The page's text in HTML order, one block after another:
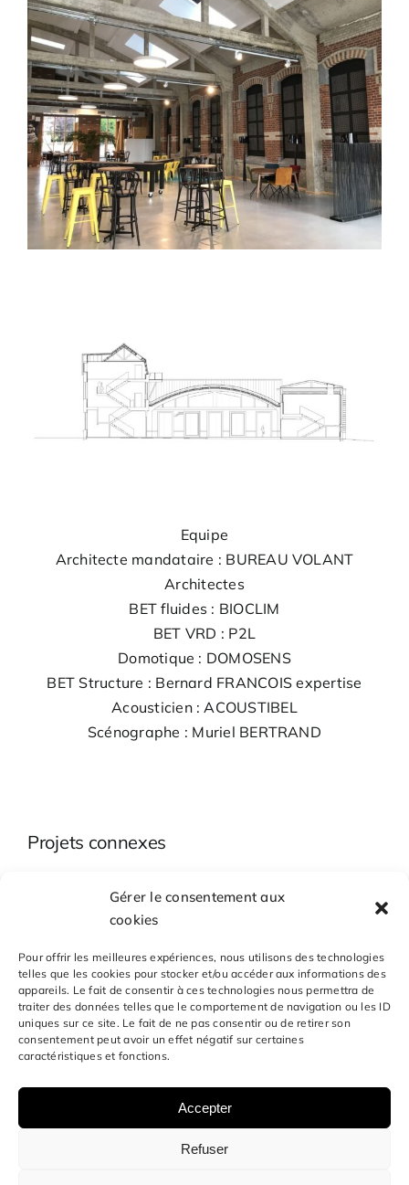
Gérer le consentement aux
cookies
Pour offrir les meilleures expériences, nous utilisons des technologies
telles que les cookies pour stocker et/ou accéder aux informations des
appareils. Le fait de consentir à ces technologies nous permettra de
traiter des données telles que le comportement de navigation ou les ID
uniques sur ce site. Le fait de ne pas consentir ou de retirer son
consentement peut avoir un effet négatif sur certaines
caractéristiques et fonctions.
Accepter
Refuser
Equipe
Architecte mandataire : BUREAU VOLANT
Architectes
BET fluides : BIOCLIM
BET VRD : P2L
Domotique : DOMOSENS
BET Structure : Bernard FRANCOIS expertise
Acousticien : ACOUSTIBEL
Scénographe : Muriel BERTRAND
Projets connexes
Centre Social
des Trois
TOURCOING
Salle des
LOOS EN
GOHELLE
10 bis Rue du moulin Tonton – 59200 TOURCOING – Tel
contact@bureauvolant.com